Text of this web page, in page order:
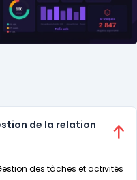
de la relation
des tâches et activités